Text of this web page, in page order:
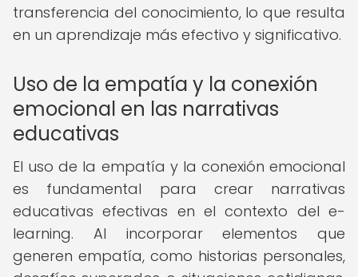
transferencia del conocimiento, lo que resulta
en un aprendizaje más efectivo y significativo.
Uso de la empatía y la conexión
emocional en las narrativas
educativas
El uso de la empatía y la conexión emocional
es fundamental para crear narrativas
educativas efectivas en el contexto del e-
learning. Al incorporar elementos que
generen empatía, como historias personales,